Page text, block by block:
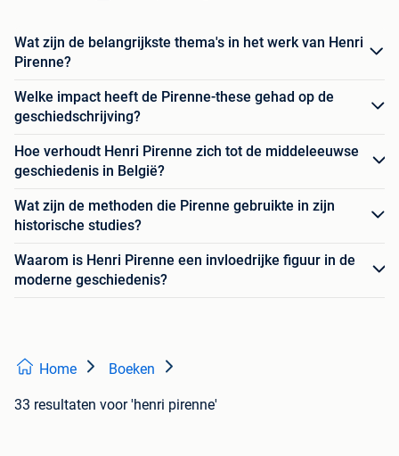
Wat zijn de belangrijkste thema's in het werk van Henri
Pirenne?
Welke impact heeft de Pirenne-these gehad op de
geschiedschrijving?
Hoe verhoudt Henri Pirenne zich tot de middeleeuwse
geschiedenis in België?
Wat zijn de methoden die Pirenne gebruikte in zijn
historische studies?
Waarom is Henri Pirenne een invloedrijke figuur in de
moderne geschiedenis?
Home Boeken
33 resultaten voor 'henri pirenne'